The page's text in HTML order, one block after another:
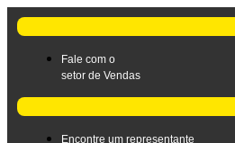
para
conteúdo
Fale com o
setor de Vendas
Encontre um representante